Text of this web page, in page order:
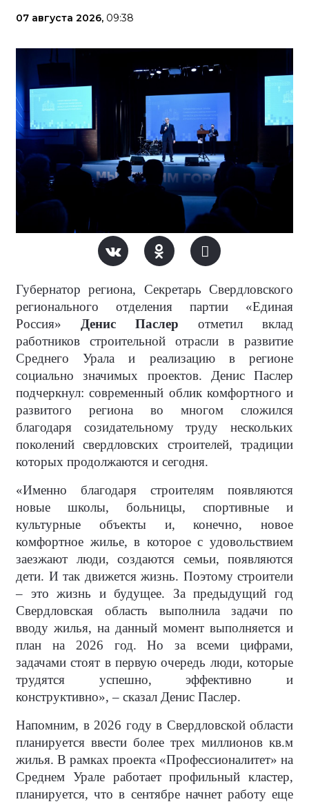
07 августа 2026, 09:38
Губернатор региона, Секретарь Свердловского
регионального отделения партии «Единая
Россия» Денис Паслер отметил вклад
работников строительной отрасли в развитие
Среднего Урала и реализацию в регионе
социально значимых проектов. Денис Паслер
подчеркнул: современный облик комфортного и
развитого региона во многом сложился
благодаря созидательному труду нескольких
поколений свердловских строителей, традиции
которых продолжаются и сегодня.
«Именно благодаря строителям появляются
новые школы, больницы, спортивные и
культурные объекты и, конечно, новое
комфортное жилье, в которое с удовольствием
заезжают люди, создаются семьи, появляются
дети. И так движется жизнь. Поэтому строители
– это жизнь и будущее. За предыдущий год
Свердловская область выполнила задачи по
вводу жилья, на данный момент выполняется и
план на 2026 год. Но за всеми цифрами,
задачами стоят в первую очередь люди, которые
трудятся успешно, эффективно и
конструктивно», – сказал Денис Паслер.
Напомним, в 2026 году в Свердловской области
планируется ввести более трех миллионов кв.м
жилья. В рамках проекта «Профессионалитет» на
Среднем Урале работает профильный кластер,
планируется, что в сентябре начнет работу еще